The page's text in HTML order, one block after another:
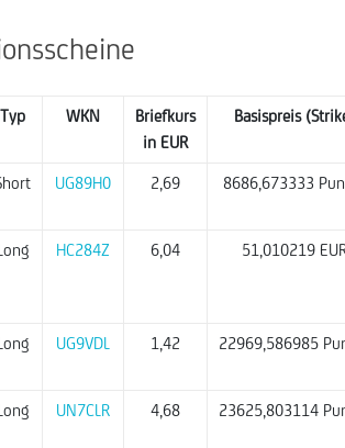
Typ WKN
Briefkurs
in EUR
Basispreis
UG89H0 2,69 8686,673333
HC284Z 6,04 51,010219
UG9VDL 1,42 22969,586985
UN7CLR 4,68 23625,803114